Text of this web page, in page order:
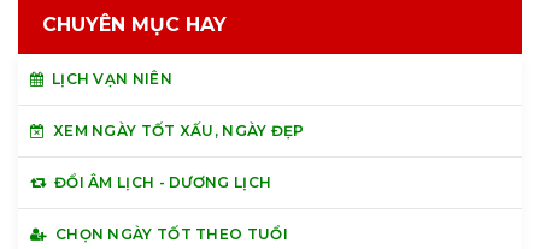
CHUYÊN MỤC HAY
LỊCH VẠN NIÊN
XEM NGÀY TỐT XẤU, NGÀY ĐẸP
ĐỔI ÂM LỊCH - DƯƠNG LỊCH
CHỌN NGÀY TỐT THEO TUỔI